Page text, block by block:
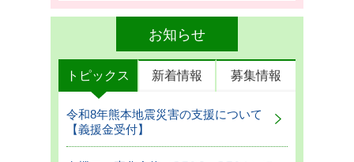
お知らせ
トピックス 新着情報 募集情報
令和8年熊本地震災害の支援について
【義援金受付】